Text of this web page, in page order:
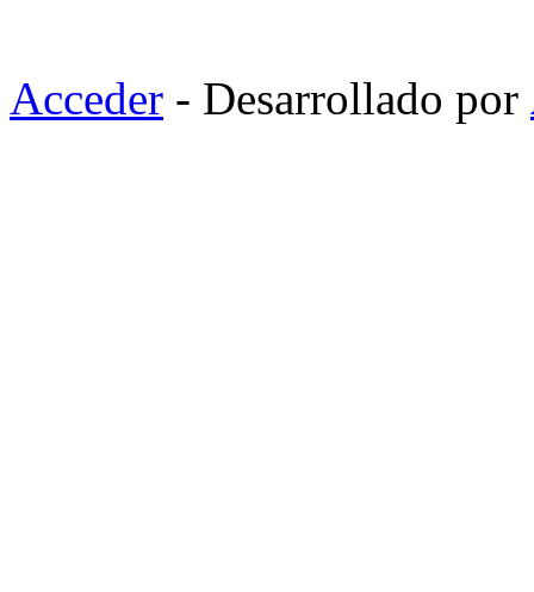
Acceder - Desarrollado por